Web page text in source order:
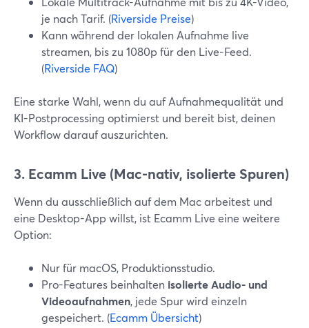
je nach Tarif. (Riverside Preise)
Kann während der lokalen Aufnahme live
streamen, bis zu 1080p für den Live-Feed.
(Riverside FAQ)
Eine starke Wahl, wenn du auf Aufnahmequalität und
KI-Postprocessing optimierst und bereit bist, deinen
Workflow darauf auszurichten.
3. Ecamm Live (Mac-nativ, isolierte Spuren)
Wenn du ausschließlich auf dem Mac arbeitest und
eine Desktop-App willst, ist Ecamm Live eine weitere
Option:
Nur für macOS, Produktionsstudio.
Pro-Features beinhalten isolierte Audio- und
Videoaufnahmen, jede Spur wird einzeln
gespeichert. (Ecamm Übersicht)